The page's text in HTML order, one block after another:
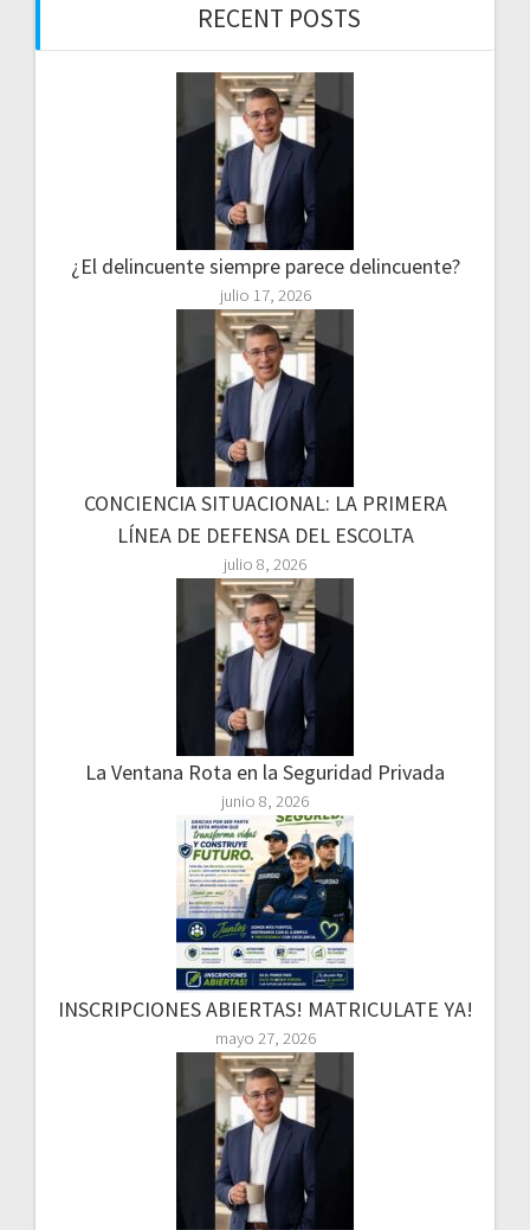
RECENT POSTS
¿El delincuente siempre parece delincuente?
julio 17, 2026
CONCIENCIA SITUACIONAL: LA PRIMERA
LÍNEA DE DEFENSA DEL ESCOLTA
julio 8, 2026
La Ventana Rota en la Seguridad Privada
junio 8, 2026
INSCRIPCIONES ABIERTAS! MATRICULATE YA!
mayo 27, 2026